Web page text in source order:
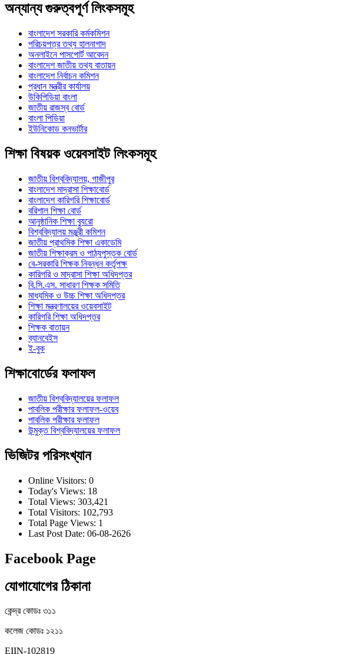
অন্যান্য গুরুত্বপূর্ণ লিংকসমূহ
বাংলাদেশ সরকারি কর্মকমিশন
পরিচয়পত্র তথ্য হালনাগাদ
অনলাইনে পাসপোর্ট আবেদন
বাংলাদেশ জাতীয় তথ্য বাতায়ন
বাংলাদেশ নির্বাচন কমিশন
প্রধান মন্ত্রীর কার্যালয়
উকিপিডিয়া বাংলা
জাতীয় রাজস্ব বোর্ড
বাংলা পিডিয়া
ইউনিকোড কনভার্টার
শিক্ষা বিষয়ক ওয়েবসাইট লিংকসমূহ
জাতীয় বিশ্ববিদ্যালয়, গাজীপুর
বাংলাদেশ মাদ্রাসা শিক্ষাবোর্ড
বাংলাদেশ কারিগরি শিক্ষাবোর্ড
বরিশাল শিক্ষা বোর্ড
আনুষ্ঠানিক শিক্ষা ব্যুরো
বিশ্ববিদ্যালয় মঞ্জুরী কমিশন
জাতীয় প্রাথমিক শিক্ষা একাডেমি
জাতীয় শিক্ষাক্রম ও পাঠ্যপুস্তক বোর্ড
বে-সরকারি শিক্ষক নিবন্ধন কর্তৃপক্ষ
কারিগরি ও মাদ্রাসা শিক্ষা অধিদপ্তর
বি.সি.এস. সাধারণ শিক্ষক সমিতি
মাধ্যমিক ও উচ্চ শিক্ষা অধিদপ্তর
শিক্ষা মন্ত্রণালয়ের ওয়েবসাইট
কারিগরি শিক্ষা অধিদপ্তর
শিক্ষক বাতায়ন
ব্যানবেইস
ই-বুক
শিক্ষাবোর্ডের ফলাফল
জাতীয় বিশ্ববিদ্যালয়ের ফলাফল
পাবলিক পরীক্ষার ফলাফল-ওয়েব
পাবলিক পরীক্ষার ফলাফল
উন্মুক্ত বিশ্ববিদ্যালয়ের ফলাফল
ভিজিটর পরিসংখ্যান
Online Visitors: 0
Today's Views: 18
Total Views: 303,421
Total Visitors: 102,793
Total Page Views: 1
Last Post Date: 06-08-2626
Facebook Page
যোগাযোগের ঠিকানা
কেন্দ্র কোডঃ ৩১১
কলেজ কোডঃ ১২১১
EIIN-102819